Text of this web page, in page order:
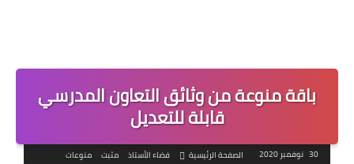
باقة منوعة من وثائق التعاون المدرسي
قابلة للتعديل
30 نوفمبر 2020 الصفحة الرئيسية فضاء الأستاذ مثبت منوعات